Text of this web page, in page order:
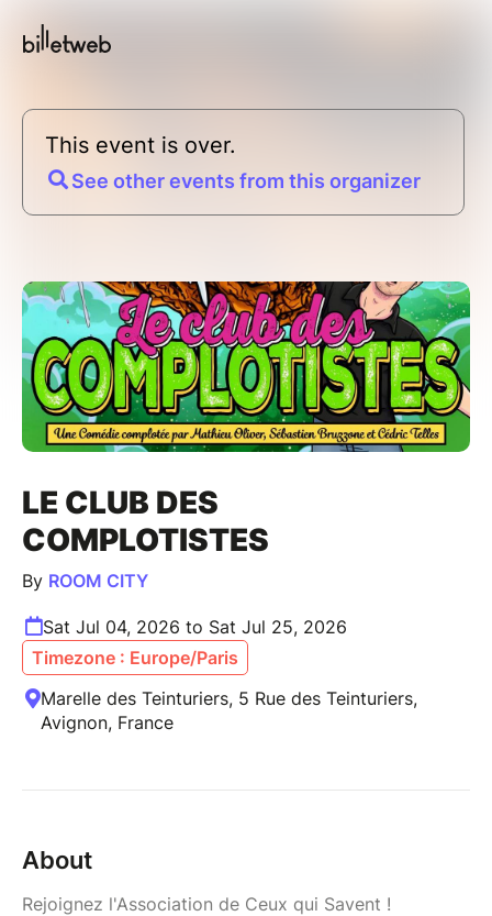
This event is over.
See other events from this organizer
LE CLUB DES
COMPLOTISTES
By ROOM CITY
Sat Jul 04, 2026 to Sat Jul 25, 2026
Timezone : Europe/Paris
Marelle des Teinturiers, 5 Rue des Teinturiers,
Avignon, France
About
Rejoignez l'Association de Ceux qui Savent !